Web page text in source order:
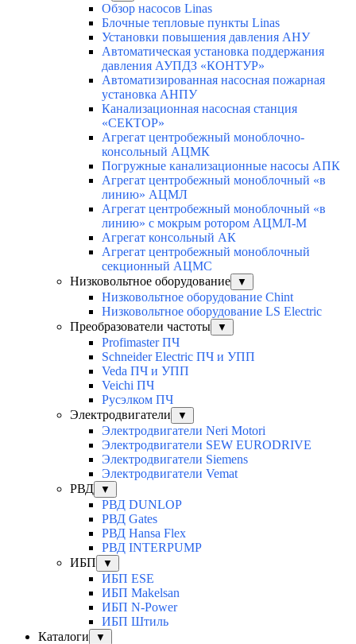
Обзор насосов Linas
Блочные тепловые пункты Linas
Установки повышения давления АНУ
Автоматическая установка поддержания
давления АУПДЗ «КОНТУР»
Автоматизированная насосная пожарная
установка АНПУ
Канализационная насосная станция
«СЕКТОР»
Агрегат центробежный моноблочно-
консольный АЦМК
Погружные канализационные насосы АПК
Агрегат центробежный моноблочный «в
линию» АЦМЛ
Агрегат центробежный моноблочный «в
линию» с мокрым ротором АЦМЛ-М
Агрегат консольный АК
Агрегат центробежный моноблочный
секционный АЦМС
Низковольтное оборудование
▼
Низковольтное оборудование Chint
Низковольтное оборудование LS Electric
Преобразователи частоты
▼
Profimaster ПЧ
Schneider Electric ПЧ и УПП
Veda ПЧ и УПП
Veichi ПЧ
Русэлком ПЧ
Электродвигатели
▼
Электродвигатели Neri Motori
Электродвигатели SEW EURODRIVE
Электродвигатели Siemens
Электродвигатели Vemat
РВД
▼
РВД DUNLOP
РВД Gates
РВД Hansa Flex
РВД INTERPUMP
ИБП
▼
ИБП ESE
ИБП Makelsan
ИБП N-Power
ИБП Штиль
Каталоги
▼